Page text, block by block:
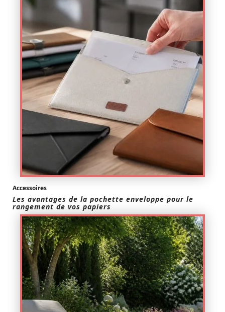
Accessoires
Les avantages de la pochette enveloppe pour le
rangement de vos papiers